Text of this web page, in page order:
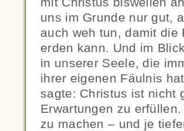
uns im Grunde nur gut,
auch weh tun, damit
erden kann. Und im
in unserer Seele, die
ihrer eigenen Fäulnis
sagte: Christus ist nicht
Erwartungen zu
zu machen – und je